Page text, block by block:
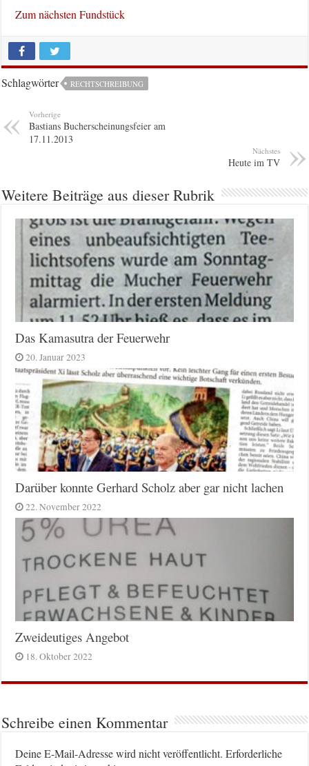
Zum nächsten Fundstück
Schlagwörter RECHTSCHREIBUNG
Vorherige
Bastians Bucherscheinungsfeier am
17.11.2013
Nächstes
Heute im TV
Weitere Beiträge aus dieser Rubrik
Das Kamasutra der Feuerwehr
20. Januar 2023
Darüber konnte Gerhard Scholz aber gar nicht lachen
22. November 2022
Zweideutiges Angebot
18. Oktober 2022
Schreibe einen Kommentar
Deine E-Mail-Adresse wird nicht veröffentlicht. Erforderliche